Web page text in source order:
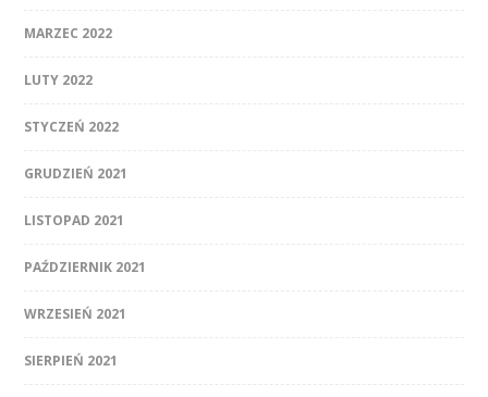
MARZEC 2022
LUTY 2022
STYCZEŃ 2022
GRUDZIEŃ 2021
LISTOPAD 2021
PAŹDZIERNIK 2021
WRZESIEŃ 2021
SIERPIEŃ 2021